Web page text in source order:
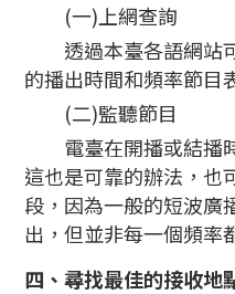
(一)上網查詢
透過本臺各語網站
的播出時間和頻率節目
(二)監聽節目
電臺在開播或結播時
這也是可靠的辦法，也
段，因為一般的短波廣
出，但並非每一個頻率
四、尋找最佳的接收地